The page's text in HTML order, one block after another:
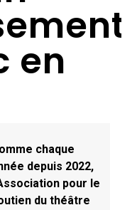
en
chaque
depuis 2022,
pour le
du théâtre